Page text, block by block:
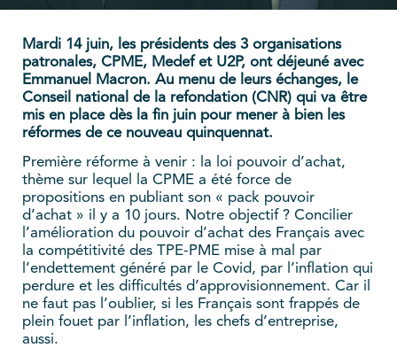
Mardi 14 juin, les présidents des 3 organisations
patronales, CPME, Medef et U2P, ont déjeuné avec
Emmanuel Macron. Au menu de leurs échanges, le
Conseil national de la refondation (CNR) qui va être
mis en place dès la fin juin pour mener à bien les
réformes de ce nouveau quinquennat.
Première réforme à venir : la loi pouvoir d’achat,
thème sur lequel la CPME a été force de
propositions en publiant son « pack pouvoir
d’achat » il y a 10 jours. Notre objectif ? Concilier
l’amélioration du pouvoir d’achat des Français avec
la compétitivité des TPE-PME mise à mal par
l’endettement généré par le Covid, par l’inflation qui
perdure et les difficultés d’approvisionnement. Car il
ne faut pas l’oublier, si les Français sont frappés de
plein fouet par l’inflation, les chefs d’entreprise,
aussi.